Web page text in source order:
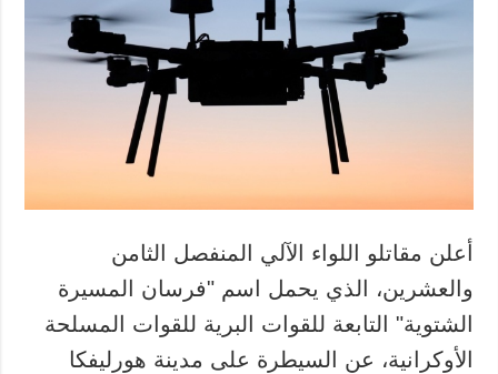
أعلن مقاتلو اللواء الآلي المنفصل الثامن
والعشرين، الذي يحمل اسم "فرسان المسيرة
الشتوية" التابعة للقوات البرية للقوات المسلحة
الأوكرانية، عن السيطرة على مدينة هورليفكا